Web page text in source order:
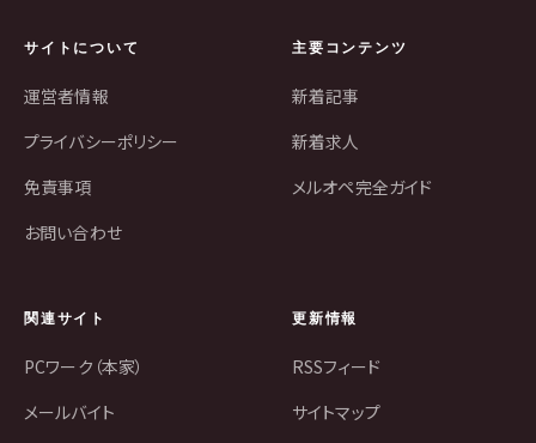
サイトについて
運営者情報
プライバシーポリシー
免責事項
お問い合わせ
主要コンテンツ
新着記事
新着求人
メルオペ完全ガイド
関連サイト
PCワーク（本家）
メールバイト
更新情報
RSSフィード
サイトマップ